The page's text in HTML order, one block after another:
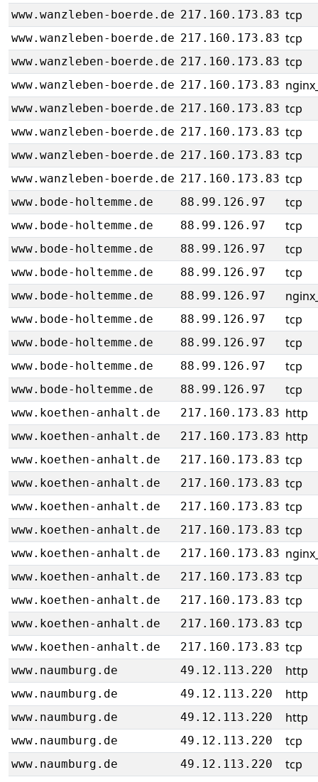
www.wanzleben-boerde.de 217.160.173.83 tcp
www.wanzleben-boerde.de 217.160.173.83 tcp
www.wanzleben-boerde.de 217.160.173.83 tcp
www.wanzleben-boerde.de 217.160.173.83
www.wanzleben-boerde.de 217.160.173.83 tcp
www.wanzleben-boerde.de 217.160.173.83 tcp
www.wanzleben-boerde.de 217.160.173.83 tcp
www.wanzleben-boerde.de 217.160.173.83 tcp
www.bode-holtemme.de 88.99.126.97 tcp
www.bode-holtemme.de 88.99.126.97 tcp
www.bode-holtemme.de 88.99.126.97 tcp
www.bode-holtemme.de 88.99.126.97 tcp
www.bode-holtemme.de 88.99.126.97
www.bode-holtemme.de 88.99.126.97 tcp
www.bode-holtemme.de 88.99.126.97 tcp
www.bode-holtemme.de 88.99.126.97 tcp
www.bode-holtemme.de 88.99.126.97 tcp
www.koethen-anhalt.de 217.160.173.83 http
www.koethen-anhalt.de 217.160.173.83 http
www.koethen-anhalt.de 217.160.173.83 tcp
www.koethen-anhalt.de 217.160.173.83 tcp
www.koethen-anhalt.de 217.160.173.83 tcp
www.koethen-anhalt.de 217.160.173.83 tcp
www.koethen-anhalt.de 217.160.173.83
www.koethen-anhalt.de 217.160.173.83 tcp
www.koethen-anhalt.de 217.160.173.83 tcp
www.koethen-anhalt.de 217.160.173.83 tcp
www.koethen-anhalt.de 217.160.173.83 tcp
www.naumburg.de 49.12.113.220 http
www.naumburg.de 49.12.113.220 http
www.naumburg.de 49.12.113.220 http
www.naumburg.de 49.12.113.220 tcp
www.naumburg.de 49.12.113.220 tcp